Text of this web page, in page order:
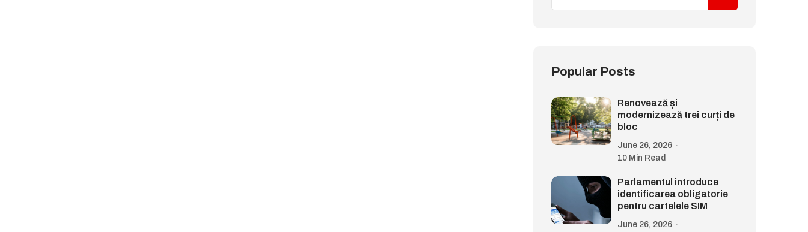
Popular Posts
Renovează și
modernizează trei curți de
bloc
June 26, 2026
10 Min Read
Parlamentul introduce
identificarea obligatorie
pentru cartelele SIM
June 26, 2026